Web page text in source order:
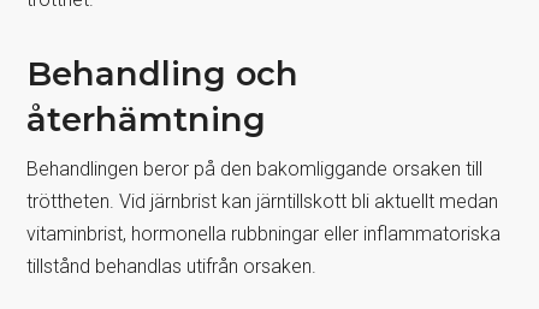
Behandling och
återhämtning
Behandlingen beror på den bakomliggande orsaken till
tröttheten. Vid järnbrist kan järntillskott bli aktuellt medan
vitaminbrist, hormonella rubbningar eller inflammatoriska
tillstånd behandlas utifrån orsaken.